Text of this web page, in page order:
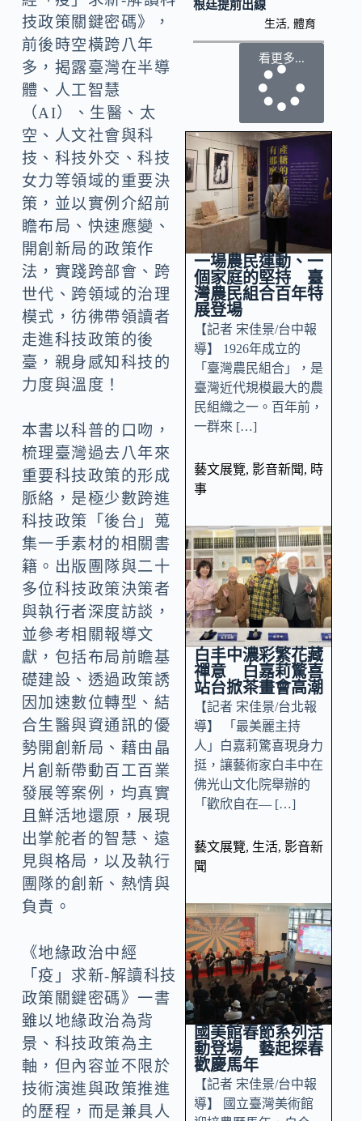
技政策關鍵密碼》，
前後時空橫跨八年
多，揭露臺灣在半導
體、人工智慧
（AI）、生醫、太
空、人文社會與科
技、科技外交、科技
女力等領域的重要決
策，並以實例介紹前
瞻布局、快速應變、
開創新局的政策作
法，實踐跨部會、跨
世代、跨領域的治理
模式，彷彿帶領讀者
走進科技政策的後
臺，親身感知科技的
力度與溫度！
本書以科普的口吻，
梳理臺灣過去八年來
重要科技政策的形成
脈絡，是極少數跨進
科技政策「後台」蒐
集一手素材的相關書
籍。出版團隊與二十
多位科技政策決策者
與執行者深度訪談，
並參考相關報導文
獻，包括布局前瞻基
礎建設、透過政策誘
因加速數位轉型、結
合生醫與資通訊的優
勢開創新局、藉由晶
片創新帶動百工百業
發展等案例，均真實
且鮮活地還原，展現
出掌舵者的智慧、遠
見與格局，以及執行
團隊的創新、熱情與
負責。
《地緣政治中經
「疫」求新-解讀科技
政策關鍵密碼》一書
雖以地緣政治為背
景、科技政策為主
軸，但內容並不限於
技術演進與政策推進
的歷程，而是兼具人
根廷提前出線
生活 ,體育
看更多...
一場農民運動、一
個家庭的堅持 臺
灣農民組合百年特
展登場
【記者 宋佳景/台中報
導】 1926年成立的
「臺灣農民組合」，是
臺灣近代規模最大的農
民組織之一。百年前，
一群來 […]
藝文展覽, 影音新聞, 時
事
白丰中濃彩繁花藏
禪意 白嘉莉驚喜
站台掀茶畫會高潮
【記者 宋佳景/台北報
導】 「最美麗主持
人」白嘉莉驚喜現身力
挺，讓藝術家白丰中在
佛光山文化院舉辦的
「歡欣自在— […]
藝文展覽, 生活, 影音新
聞
國美館春節系列活
動登場 藝起探春
歡慶馬年
【記者 宋佳景/台中報
導】 國立臺灣美術館